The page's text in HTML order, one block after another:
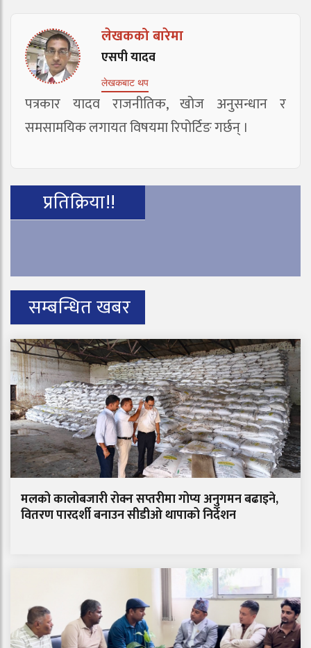
लेखकको बारेमा
एसपी यादव
लेखकबाट थप
पत्रकार यादव राजनीतिक, खोज अनुसन्धान र
समसामयिक लगायत विषयमा रिपोर्टिङ गर्छन् ।
प्रतिक्रिया!!
सम्बन्धित खबर
मलको कालोबजारी रोक्न सप्तरीमा गोप्य अनुगमन बढाइने,
वितरण पारदर्शी बनाउन सीडीओ थापाको निर्देशन